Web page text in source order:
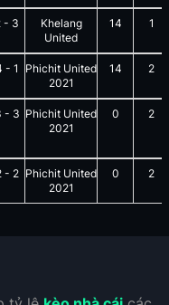
- 3
Khelang
United
14 1
- 1
Phichit United
2021
14 2
- 3 Phichit United
2021
0 2
- 2 Phichit United
2021
0 2